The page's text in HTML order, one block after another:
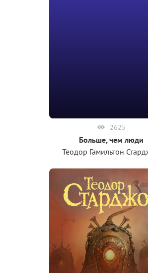
2625
Больше, чем люди
Теодор Гамильтон